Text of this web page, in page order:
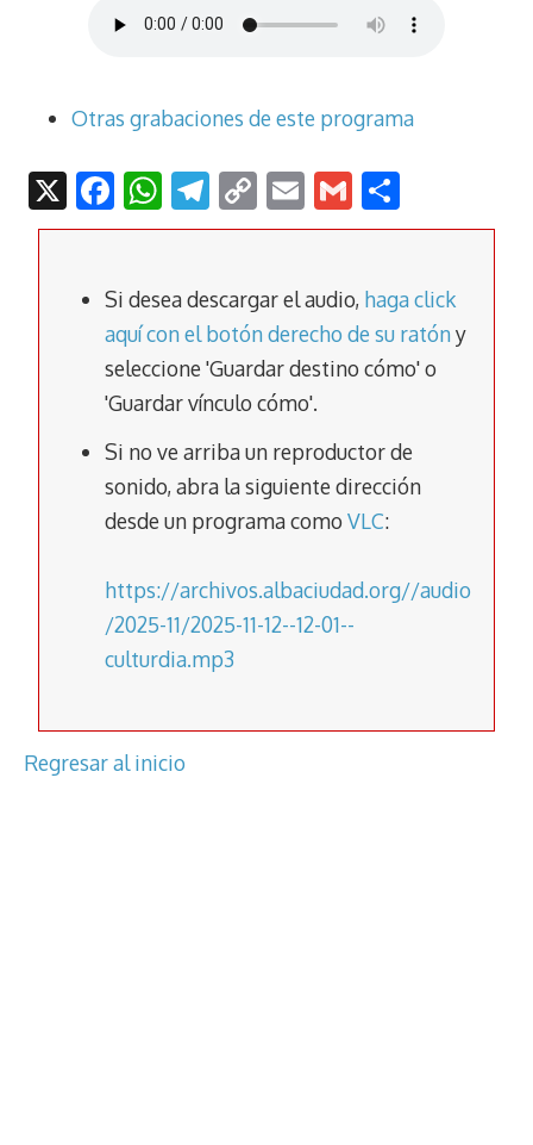
Otras grabaciones de este programa
X F
ac
b
o
o
k
W
h
s
A
p
p
T
el
gr
a
m
C
o
y
Li
n
k
E
m
l
G
m
l
o
p
ar
tir
Si desea descargar el audio, haga click
aquí con el botón derecho de su ratóny
seleccione 'Guardar destino cómo' o
'Guardar vínculo cómo'.
Si no ve arriba un reproductor de
sonido, abra la siguiente dirección
desde un programa como VLC:
https://archivos.albaciudad.org//audio
/2025-11/2025-11-12--12-01--
culturdia.mp3
Regresar al inicio